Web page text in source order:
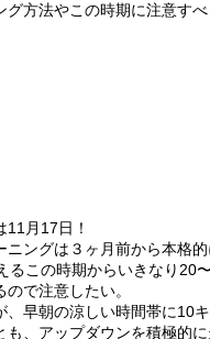
方法やこの時期に注意すべ
月17日！
ニングは３ヶ月前から本格
るこの時期からいきなり20
で注意したい。
、早朝の涼しい時間帯に10
も、アップダウンを積極的